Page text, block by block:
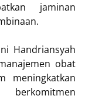
jaminan
Handriansyah
obat
meningkatkan